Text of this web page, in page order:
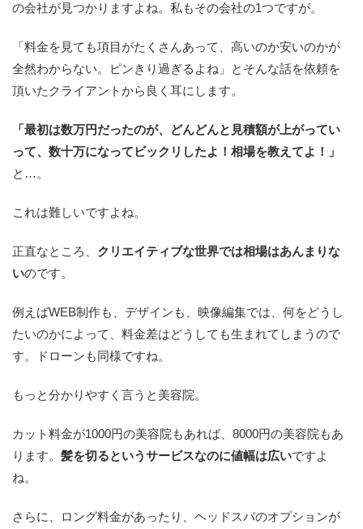
の会社が見つかりますよね。私もその会社の1つですが。
「料金を見ても項目がたくさんあって、高いのか安いのかが
全然わからない。ピンきり過ぎるよね」とそんな話を依頼を
頂いたクライアントから良く耳にします。
「最初は数万円だったのが、どんどんと見積額が上がってい
って、数十万になってビックリしたよ！相場を教えてよ！」
と…。
これは難しいですよね。
正直なところ、 クリエイティブな世界では相場はあんまりな
いのです。
例えばWEB制作も、デザインも、映像編集では、何をどうし
たいのかによって、料金差はどうしても生まれてしまうので
す。ドローンも同様ですね。
もっと分かりやすく言うと美容院。
カット料金が1000円の美容院もあれば、8000円の美容院もあ
ります。 髪を切るというサービスなのに値幅は広いですよ
ね。
さらに、ロング料金があったり、ヘッドスパのオプションが